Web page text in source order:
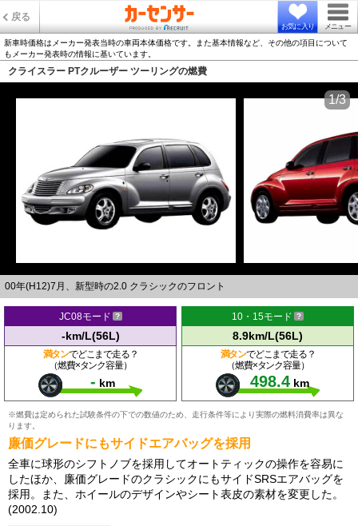
戻る
お気に入り メニュー
新車時価格はメーカー発表当時の車両本体価格です。また基本情報など、その他の項目について
もメーカー発表時の情報に基いています。
クライスラー PTクルーザー ツーリングの燃費
00年(H12)7月、新型時の2.0 クラシックのフロント
1/3
JC08モード
-km/L(56L)
満タンでどこまで走る？
（燃費×タンク容量）
- km
10・15モード
8.9km/L(56L)
満タンでどこまで走る？
（燃費×タンク容量）
498.4 km
※燃費は定められた試験条件の下での数値のため、走行条件等により実際の燃料消費率は異な
ります。
廉価グレードにもサイドエアバッグを採用
全車に球形のシフトノブを採用してオートティックの操作を容易に
したほか、廉価グレードのクラシックにもサイドSRSエアバッグを
採用。また、ホイールのデザインやシート表皮の素材を変更した。
(2002.10)